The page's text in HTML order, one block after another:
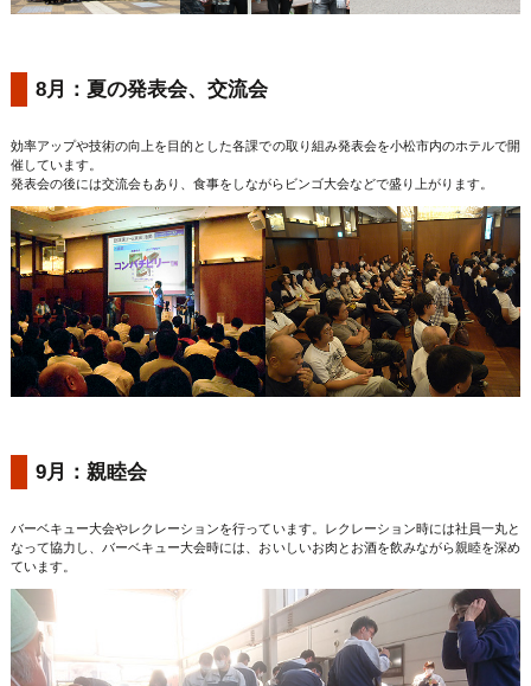
8月：夏の発表会、交流会
効率アップや技術の向上を目的とした各課での取り組み発表会を小松市内のホテルで開
催しています。
発表会の後には交流会もあり、食事をしながらビンゴ大会などで盛り上がります。
9月：親睦会
バーベキュー大会やレクレーションを行っています。レクレーション時には社員一丸と
なって協力し、バーベキュー大会時には、おいしいお肉とお酒を飲みながら親睦を深め
ています。